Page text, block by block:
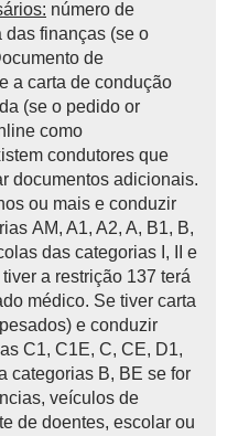
número de
das finanças (se o
de
a carta de condução
(se o pedido or
como
condutores que
documentos adicionais.
ou mais e conduzir
AM, A1, A2, A, B1, B,
das categorias I, II e
tiver a restrição 137 terá
médico. Se tiver carta
e conduzir
C1, C1E, C, CE, D1,
categorias B, BE se for
veículos de
de doentes, escolar ou